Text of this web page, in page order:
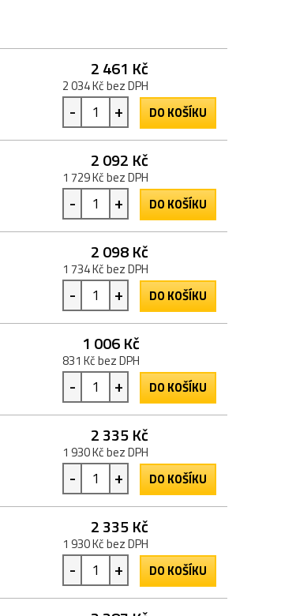
2 461 Kč
2 034 Kč bez DPH
- + DO KOŠÍKU
2 092 Kč
1 729 Kč bez DPH
- + DO KOŠÍKU
2 098 Kč
1 734 Kč bez DPH
- + DO KOŠÍKU
1 006 Kč
831 Kč bez DPH
- + DO KOŠÍKU
2 335 Kč
1 930 Kč bez DPH
- + DO KOŠÍKU
2 335 Kč
1 930 Kč bez DPH
- + DO KOŠÍKU